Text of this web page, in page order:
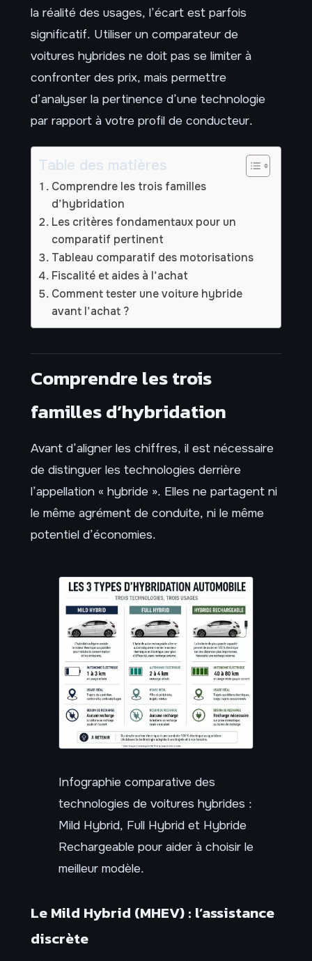
la réalité des usages, l’écart est parfois
significatif. Utiliser un comparateur de
voitures hybrides ne doit pas se limiter à
confronter des prix, mais permettre
d’analyser la pertinence d’une technologie
par rapport à votre profil de conducteur.
Table des matières
Comprendre les trois familles
d’hybridation
Les critères fondamentaux pour un
comparatif pertinent
Tableau comparatif des motorisations
Fiscalité et aides à l’achat
Comment tester une voiture hybride
avant l’achat ?
Comprendre les trois
familles d’hybridation
Avant d’aligner les chiffres, il est nécessaire
de distinguer les technologies derrière
l’appellation « hybride ». Elles ne partagent ni
le même agrément de conduite, ni le même
potentiel d’économies.
Infographie comparative des
technologies de voitures hybrides :
Mild Hybrid, Full Hybrid et Hybride
Rechargeable pour aider à choisir le
meilleur modèle.
Le Mild Hybrid (MHEV) : l’assistance
discrète